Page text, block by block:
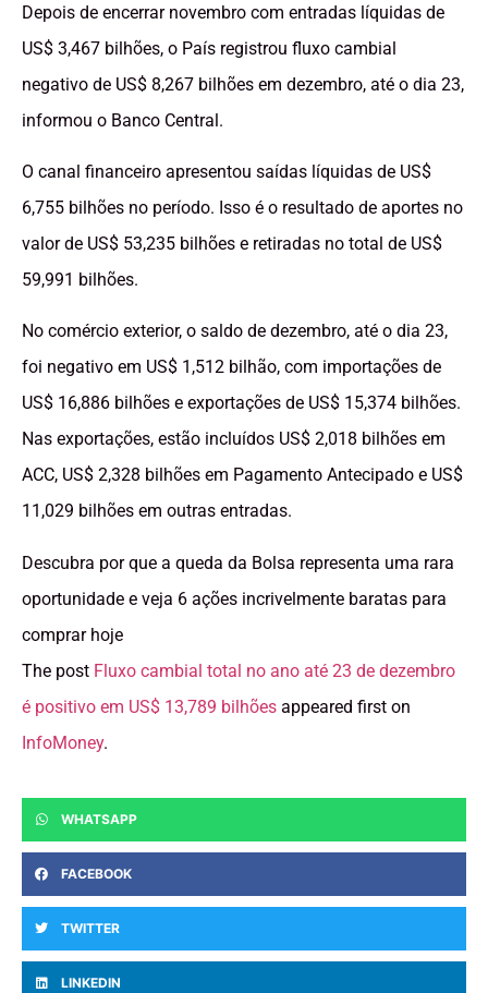
Depois de encerrar novembro com entradas líquidas de
US$ 3,467 bilhões, o País registrou fluxo cambial
negativo de US$ 8,267 bilhões em dezembro, até o dia 23,
informou o Banco Central.
O canal financeiro apresentou saídas líquidas de US$
6,755 bilhões no período. Isso é o resultado de aportes no
valor de US$ 53,235 bilhões e retiradas no total de US$
59,991 bilhões.
No comércio exterior, o saldo de dezembro, até o dia 23,
foi negativo em US$ 1,512 bilhão, com importações de
US$ 16,886 bilhões e exportações de US$ 15,374 bilhões.
Nas exportações, estão incluídos US$ 2,018 bilhões em
ACC, US$ 2,328 bilhões em Pagamento Antecipado e US$
11,029 bilhões em outras entradas.
Descubra por que a queda da Bolsa representa uma rara
oportunidade e veja 6 ações incrivelmente baratas para
comprar hoje
The post Fluxo cambial total no ano até 23 de dezembro
é positivo em US$ 13,789 bilhões appeared first on
InfoMoney.
WHATSAPP
FACEBOOK
TWITTER
LINKEDIN